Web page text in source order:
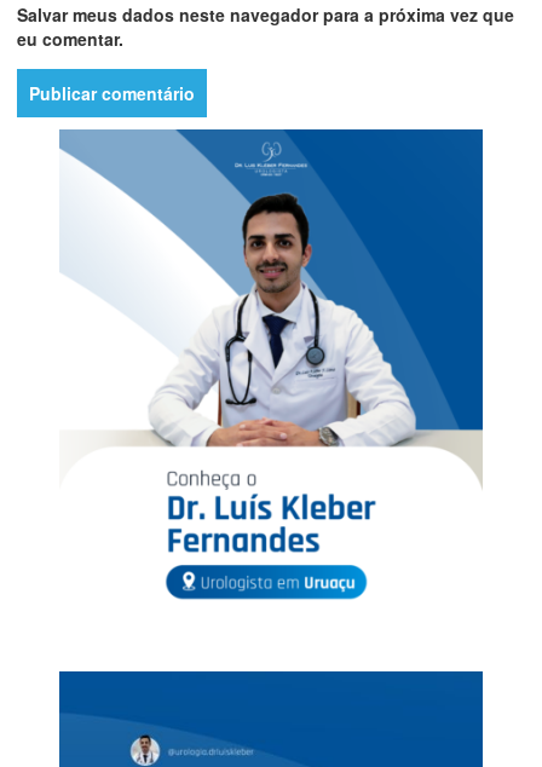
Salvar meus dados neste navegador para a próxima vez que
eu comentar.